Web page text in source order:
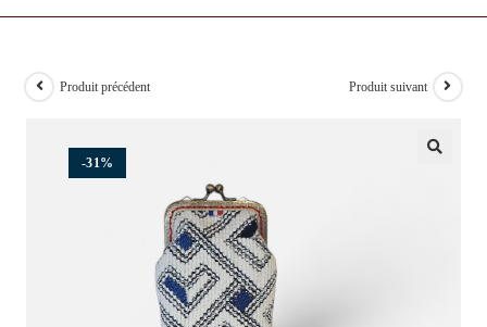
-31%
Produit précédent Produit suivant